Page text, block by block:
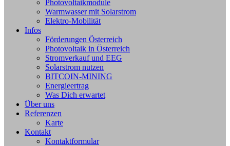
Photovoltaikmodule
Warmwasser mit Solarstrom
Elektro-Mobilität
Infos
Förderungen Österreich
Photovoltaik in Österreich
Stromverkauf und EEG
Solarstrom nutzen
BITCOIN-MINING
Energieertrag
Was Dich erwartet
Über uns
Referenzen
Karte
Kontakt
Kontaktformular